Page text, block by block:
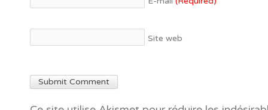
Site web